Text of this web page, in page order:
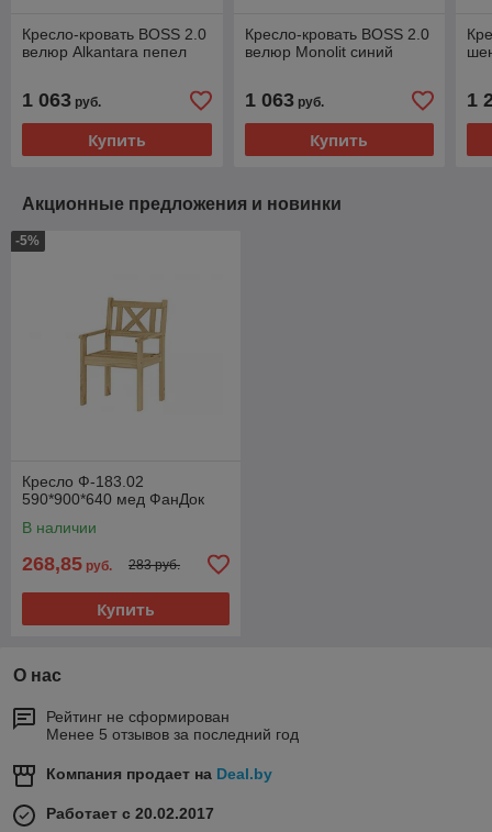
Кресло-кровать BOSS 2.0
велюр Alkantara пепел
1 063 руб.
Купить
Кресло-кровать BOSS 2.0
велюр Monolit синий
1 063руб.
Купить
1
Акционные предложения и новинки
-5%
Кресло Ф-183.02
590*900*640 мед ФанДок
В наличии
268,85 руб. 283 руб.
Купить
О нас
Рейтинг не сформирован
Менее 5 отзывов за последний год
Компания продает на Deal.by
Работает с 20.02.2017